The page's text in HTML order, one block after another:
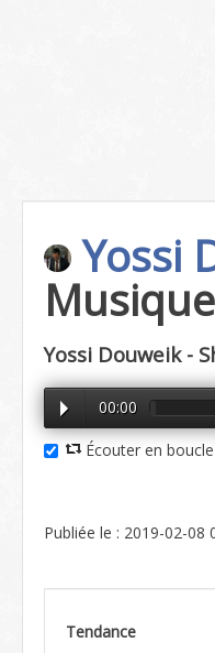
Yossi
Musique
Yossi Douweik -
00:00
Écouter en boucle
Publiée le : 2019-02-08
Tendance